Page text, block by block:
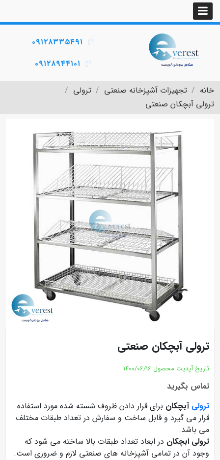
۰۹۱۲۸۳۳۵۴۹۱
۰۹۱۲۸۹۴۴۱۰۱
خانه تجهیزات آشپزخانه صنعتی
ترولی
ترولی آبچکان صنعتی
ترولی آبچکان صنعتی
تاریخ آپدیت محصول 1400/06/16
تماس بگیرید
ترولی آبچکان برای قرار دادن ظروف شسته شده مورد استفاده
قرار می گیرد و قابل ساخت و سفارش در تعداد طبقات مختلف
می باشد.
ترولی ابچکان در ابعاد تعداد طبقات بالا ساخته می شود که
وجود آن در تمامی آشپزخانه های صنعتی لازم و ضروری است.